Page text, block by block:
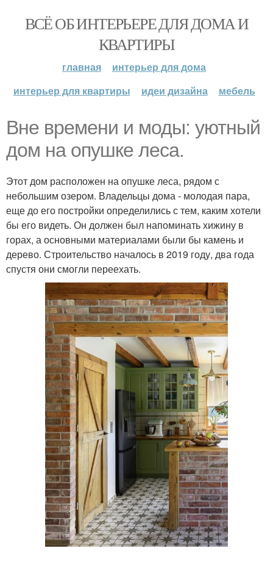
ВСЁ ОБ ИНТЕРЬЕРЕ ДЛЯ ДОМА И
КВАРТИРЫ
главная
интерьер для дома
интерьер для квартиры
идеи дизайна мебель
Вне времени и моды: уютный
дом на опушке леса.
Этот дом расположен на опушке леса, рядом с
небольшим озером. Владельцы дома - молодая пара,
еще до его постройки определились с тем, каким хотели
бы его видеть. Он должен был напоминать хижину в
горах, а основными материалами были бы камень и
дерево. Строительство началось в 2019 году, два года
спустя они смогли переехать.